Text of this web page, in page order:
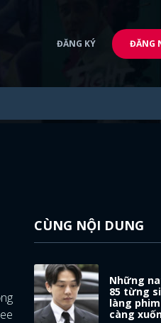
ĐĂNG KÝ ĐĂNG
CÙNG NỘI DUNG
Những
85 từng
làng
càng